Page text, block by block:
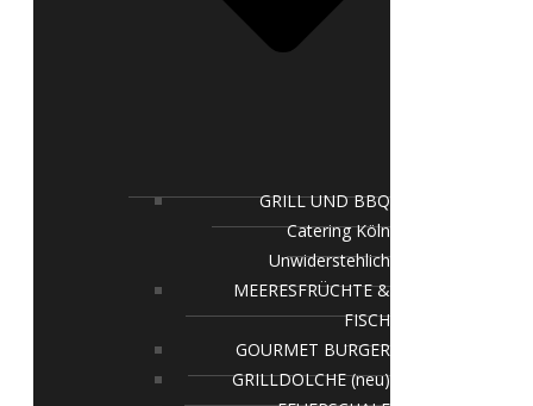
GRILL UND BBQ
Catering Köln
Unwiderstehlich
MEERESFRÜCHTE &
FISCH
GOURMET BURGER
GRILLDOLCHE (neu)